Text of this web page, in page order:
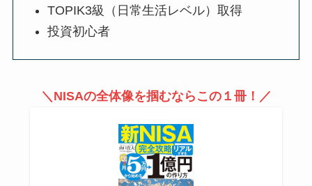
TOPIK3級（日常生活レベル）取得
投資初心者
＼NISAの全体像を掴むならこの１冊！／